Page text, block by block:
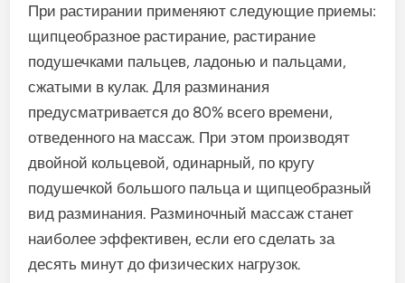
При растирании применяют следующие приемы:
щипцеобразное растирание, растирание
подушечками пальцев, ладонью и пальцами,
сжатыми в кулак. Для разминания
предусматривается до 80% всего времени,
отведенного на массаж. При этом производят
двойной кольцевой, одинарный, по кругу
подушечкой большого пальца и щипцеобразный
вид разминания. Разминочный массаж станет
наиболее эффективен, если его сделать за
десять минут до физических нагрузок.